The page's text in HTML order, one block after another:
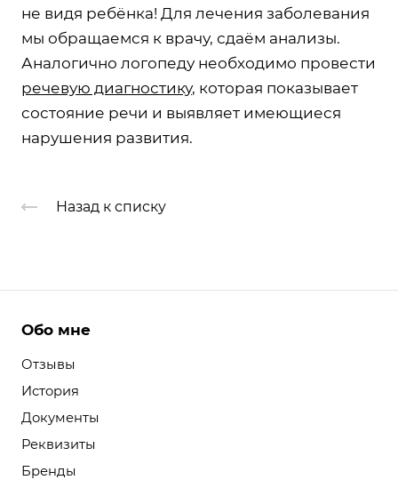
не видя ребёнка! Для лечения заболевания
мы обращаемся к врачу, сдаём анализы.
Аналогично логопеду необходимо провести
речевую диагностику, которая показывает
состояние речи и выявляет имеющиеся
нарушения развития.
Назад к списку
Обо мне
Отзывы
История
Документы
Реквизиты
Бренды